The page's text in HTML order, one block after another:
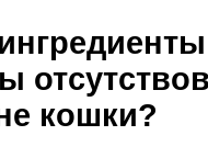
кошки?